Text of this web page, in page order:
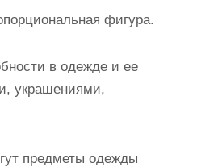
фигура.
в одежде и ее
украшениями,
предметы одежды